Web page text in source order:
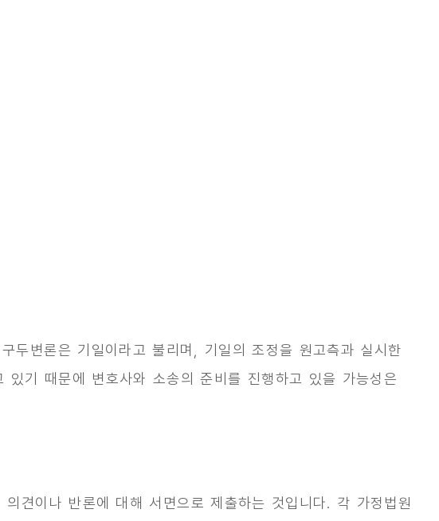
두변론은 기일이라고 불리며, 기일의 조정을 원고측과 실시한
기 때문에 변호사와 소송의 준비를 진행하고 있을 가능성은
견이나 반론에 대해 서면으로 제출하는 것입니다. 각 가정법원